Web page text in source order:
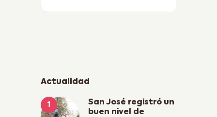
Actualidad
San José registró un
buen nivel de